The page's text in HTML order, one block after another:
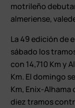
motrileño
almeriense,
La 49 edición de
sábado los
con 14,710 Km y
Km. El domingo
Km, Enix-Alhama
diez tramos